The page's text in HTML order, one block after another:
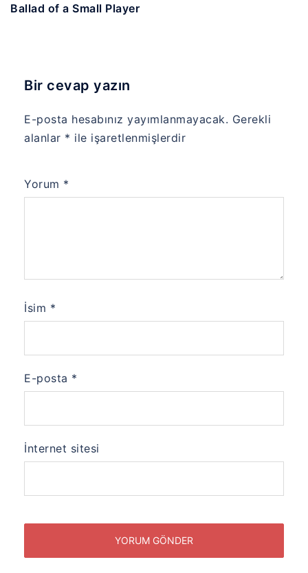
Ballad of a Small Player
Bir cevap yazın
E-posta hesabınız yayımlanmayacak. Gerekli
alanlar * ile işaretlenmişlerdir
Yorum *
İsim *
E-posta *
İnternet sitesi